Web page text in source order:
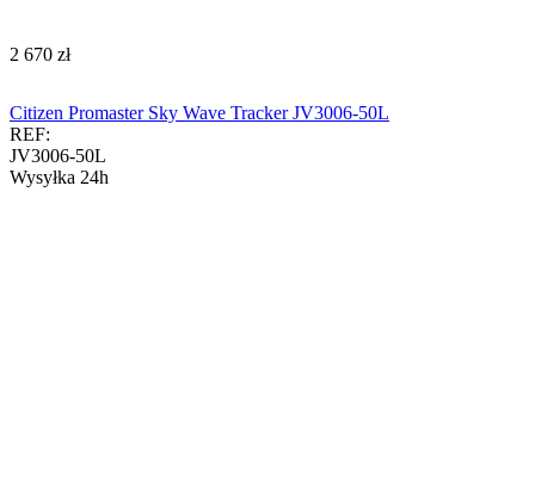
‍2 670‍ zł
Citizen Promaster Sky Wave Tracker JV3006-50L
REF:
JV3006-50L
Wysyłka 24h